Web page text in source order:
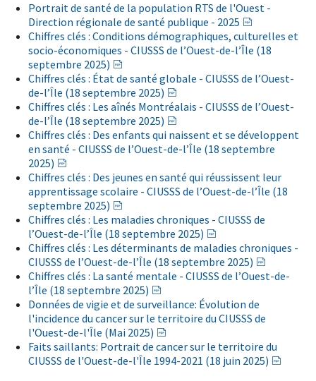
Portrait de santé de la population RTS de l'Ouest -
Direction régionale de santé publique - 2025
Chiffres clés : Conditions démographiques, culturelles et
socio-économiques - CIUSSS de l’Ouest-de-l’Île (18
septembre 2025)
Chiffres clés : État de santé globale - CIUSSS de l’Ouest-
de-l’Île (18 septembre 2025)
Chiffres clés : Les aînés Montréalais - CIUSSS de l’Ouest-
de-l’Île (18 septembre 2025)
Chiffres clés : Des enfants qui naissent et se développent
en santé - CIUSSS de l’Ouest-de-l’Île (18 septembre
2025)
Chiffres clés : Des jeunes en santé qui réussissent leur
apprentissage scolaire - CIUSSS de l’Ouest-de-l’Île (18
septembre 2025)
Chiffres clés : Les maladies chroniques - CIUSSS de
l’Ouest-de-l’Île (18 septembre 2025)
Chiffres clés : Les déterminants de maladies chroniques -
CIUSSS de l’Ouest-de-l’Île (18 septembre 2025)
Chiffres clés : La santé mentale - CIUSSS de l’Ouest-de-
l’Île (18 septembre 2025)
Données de vigie et de surveillance: Évolution de
l'incidence du cancer sur le territoire du CIUSSS de
l'Ouest-de-l'Île (Mai 2025)
Faits saillants: Portrait de cancer sur le territoire du
CIUSSS de l'Ouest-de-l'Île 1994-2021 (18 juin 2025)